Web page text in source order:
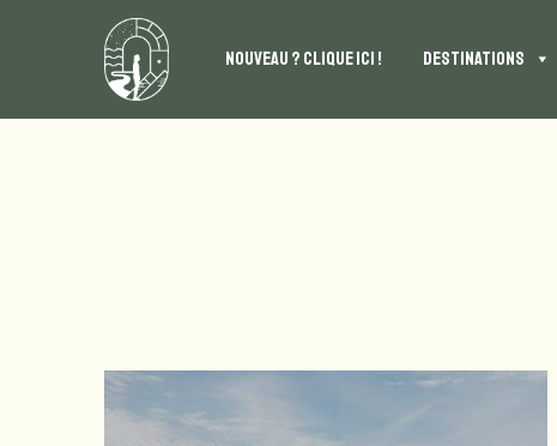
NOUVEAU ? CLIQUE ICI ! DESTINATIONS